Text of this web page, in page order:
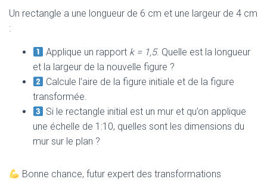
Un rectangle a une longueur de 6 cm et une largeur de 4 cm
:
Applique un rapport k = 1,5. Quelle est la longueur
et la largeur de la nouvelle figure ?
Calcule l’aire de la figure initiale et de la figure
transformée.
Si le rectangle initial est un mur et qu’on applique
une échelle de 1:10, quelles sont les dimensions du
mur sur le plan ?
Bonne chance, futur expert des transformations